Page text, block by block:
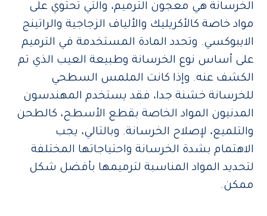
الخرسانة هي معجون الترميم، والتي تحتوي على
مواد خاصة كالأكريليك والألياف الزجاجية والراتينج
الايبوكسي. وتحدد المادة المستخدمة في الترميم
على أساس نوع الخرسانة وطبيعة العيب الذي تم
الكشف عنه. وإذا كانت الملمس السطحي
للخرسانة خشنة جدا، فقد يستخدم المهندسون
المدنيون المواد الخاصة بقطع الأسطح، كالطحن
والتلميع، لإصلاح الخرسانة. وبالتالي، يجب
الاهتمام بشدة الخرسانة واحتياجاتها المختلفة
لتحديد المواد المناسبة لترميمها بأفضل شكل
ممكن.